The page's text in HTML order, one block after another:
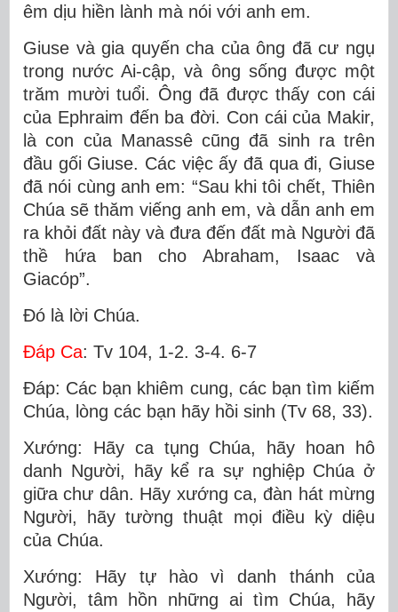
êm dịu hiền lành mà nói với anh em.
Giuse và gia quyến cha của ông đã cư ngụ
trong nước Ai-cập, và ông sống được một
trăm mười tuổi. Ông đã được thấy con cái
của Ephraim đến ba đời. Con cái của Makir,
là con của Manassê cũng đã sinh ra trên
đầu gối Giuse. Các việc ấy đã qua đi, Giuse
đã nói cùng anh em: “Sau khi tôi chết, Thiên
Chúa sẽ thăm viếng anh em, và dẫn anh em
ra khỏi đất này và đưa đến đất mà Người đã
thề hứa ban cho Abraham, Isaac và
Giacóp”.
Ðó là lời Chúa.
Ðáp Ca: Tv 104, 1-2. 3-4. 6-7
Ðáp: Các bạn khiêm cung, các bạn tìm kiếm
Chúa, lòng các bạn hãy hồi sinh (Tv 68, 33).
Xướng: Hãy ca tụng Chúa, hãy hoan hô
danh Người, hãy kể ra sự nghiệp Chúa ở
giữa chư dân. Hãy xướng ca, đàn hát mừng
Người, hãy tường thuật mọi điều kỳ diệu
của Chúa.
Xướng: Hãy tự hào vì danh thánh của
Người, tâm hồn những ai tìm Chúa, hãy